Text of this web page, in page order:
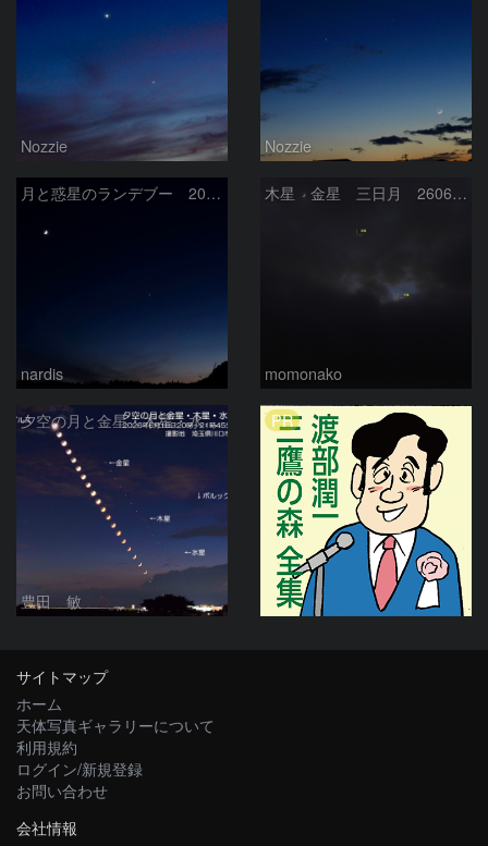
Nozzie Nozzie
月と惑星のランデブー 2026/06/19
nardis
木星 金星 三日月 260618
momonako
夕空の月と金星・木星・水星の接近 2026/6/18
豊田 敏
PR
サイトマップ
ホーム
天体写真ギャラリーについて
利用規約
ログイン/新規登録
お問い合わせ
会社情報